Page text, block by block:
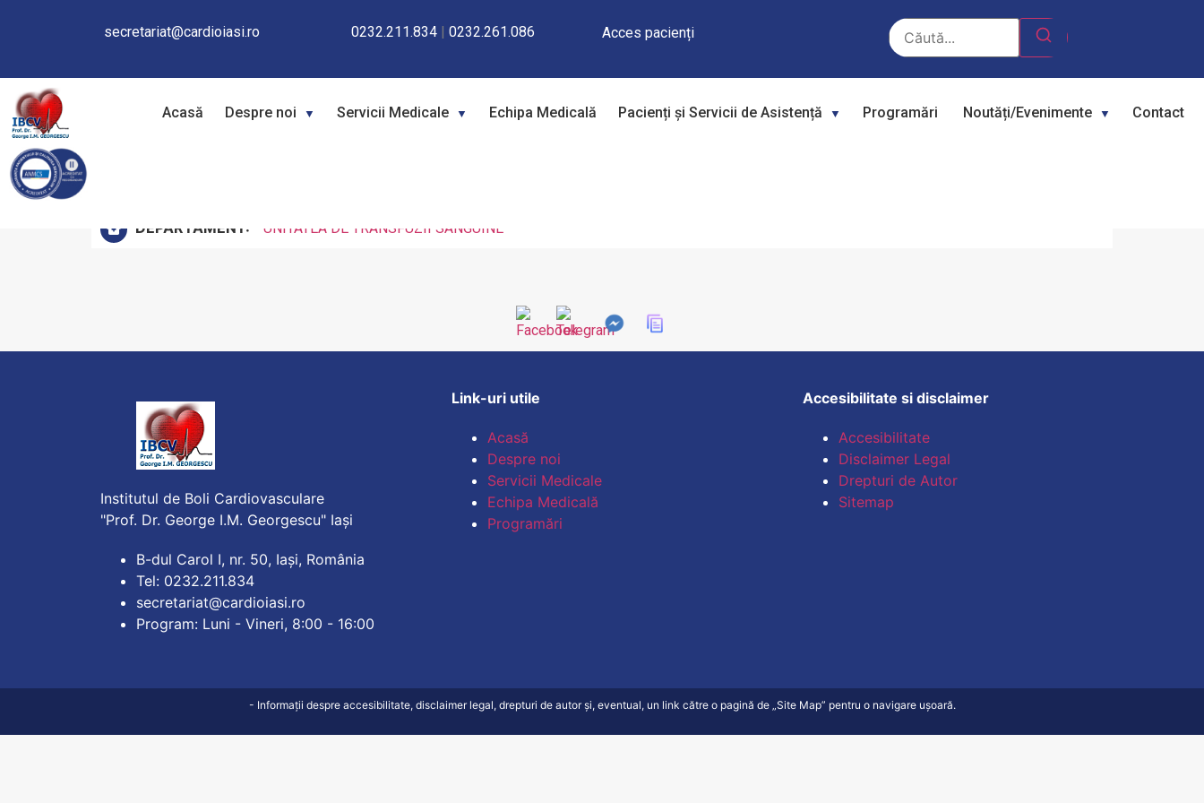
secretariat@cardioiasi.ro 0232.211.834 | 0232.261.086 Acces pacienți
Acasă Despre noi Servicii Medicale Echipa Medicală Pacienți și Servicii de Asistență Programări Noutăți/Evenimente Contact
DEPARTAMENT: UNITATEA DE TRANSFUZII SANGUINE
Institutul de Boli Cardiovasculare
"Prof. Dr. George I.M. Georgescu" Iași
B-dul Carol I, nr. 50, Iași, România
Tel: 0232.211.834
secretariat@cardioiasi.ro
Program: Luni - Vineri, 8:00 - 16:00
Link-uri utile
Acasă
Despre noi
Servicii Medicale
Echipa Medicală
Programări
Accesibilitate si disclaimer
Accesibilitate
Disclaimer Legal
Drepturi de Autor
Sitemap
- Informații despre accesibilitate, disclaimer legal, drepturi de autor și, eventual, un link către o pagină de „Site Map” pentru o navigare ușoară.